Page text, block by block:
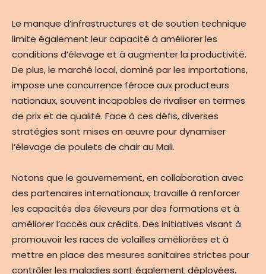
Le manque d’infrastructures et de soutien technique
limite également leur capacité à améliorer les
conditions d’élevage et à augmenter la productivité.
De plus, le marché local, dominé par les importations,
impose une concurrence féroce aux producteurs
nationaux, souvent incapables de rivaliser en termes
de prix et de qualité. Face à ces défis, diverses
stratégies sont mises en œuvre pour dynamiser
l’élevage de poulets de chair au Mali.
Notons que le gouvernement, en collaboration avec
des partenaires internationaux, travaille à renforcer
les capacités des éleveurs par des formations et à
améliorer l’accès aux crédits. Des initiatives visant à
promouvoir les races de volailles améliorées et à
mettre en place des mesures sanitaires strictes pour
contrôler les maladies sont également déployées.